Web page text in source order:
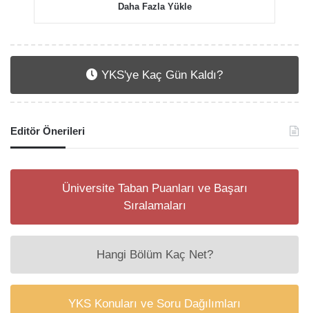
Daha Fazla Yükle
YKS'ye Kaç Gün Kaldı?
Editör Önerileri
Üniversite Taban Puanları ve Başarı
Sıralamaları
Hangi Bölüm Kaç Net?
YKS Konuları ve Soru Dağılımları